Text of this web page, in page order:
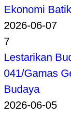
Ekonomi
2026-06-07
7
Lestarikan
041/Gamas
Budaya
2026-06-05